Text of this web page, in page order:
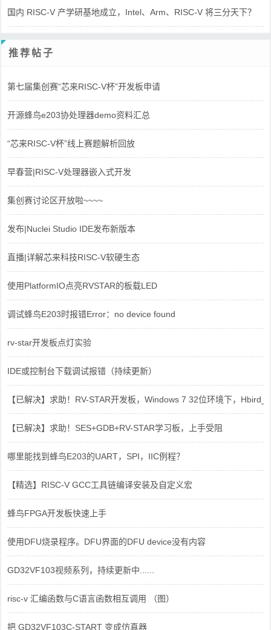
国内 RISC-V 产学研基地成立，Intel、Arm、RISC-V 将三分天下？
推荐帖子
第七届集创赛“芯来RISC-V杯”开发板申请
开源蜂鸟e203协处理器demo资料汇总
“芯来RISC-V杯”线上赛题解析回放
早春营|RISC-V处理器嵌入式开发
集创赛讨论区开放啦~~~~
发布|Nuclei Studio IDE发布新版本
直播|详解芯来科技RISC-V软硬生态
使用PlatformIO点亮RVSTAR的板载LED
调试蜂鸟E203时报错Error：no device found
rv-star开发板点灯实验
IDE或控制台下载调试报错（持续更新）
【已解决】求助！RV-STAR开发板，Windows 7 32位环境下，
【已解决】求助！SES+GDB+RV-STAR学习板，上手受阻
哪里能找到蜂鸟E203的UART，SPI，IIC例程？
【精选】RISC-V GCC工具链编译安装及自定义宏
蜂鸟FPGA开发板快速上手
使用DFU烧录程序。DFU界面的DFU device没有内容
GD32VF103视频系列，持续更新中......
risc-v 汇编函数与C语言函数相互调用 （图）
把 GD32VF103C-START 变成仿真器